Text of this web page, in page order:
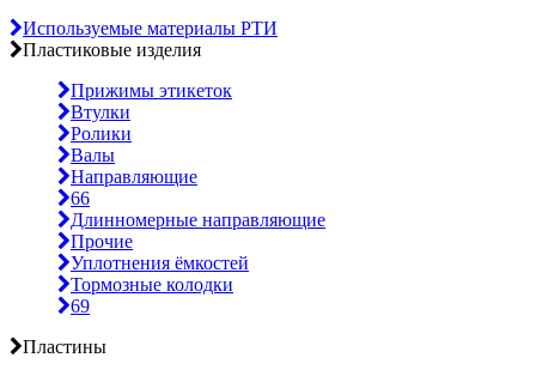
Используемые материалы РТИ
Пластиковые изделия
Прижимы этикеток
Втулки
Ролики
Валы
Направляющие
66
Длинномерные направляющие
Прочие
Уплотнения ёмкостей
Тормозные колодки
69
Пластины